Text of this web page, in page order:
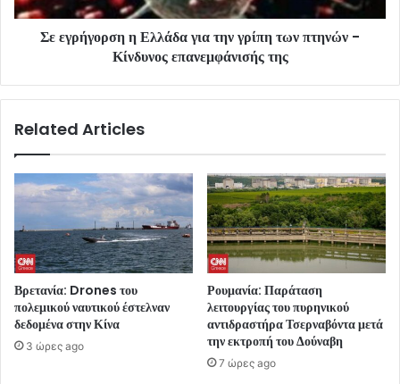
Σε εγρήγορση η Ελλάδα για την γρίπη των πτηνών -
Κίνδυνος επανεμφάνισής της
Related Articles
Βρετανία: Drones του
πολεμικού ναυτικού έστελναν
δεδομένα στην Κίνα
3 ώρες ago
Ρουμανία: Παράταση
λειτουργίας του πυρηνικού
αντιδραστήρα Τσερναβόντα μετά
την εκτροπή του Δούναβη
7 ώρες ago